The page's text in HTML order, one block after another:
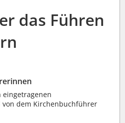
das Führen
eingetragenen
dem Kirchenbuchführer